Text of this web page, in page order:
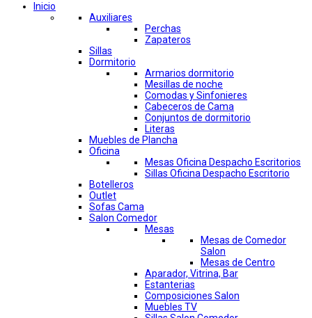
Inicio
Auxiliares
Perchas
Zapateros
Sillas
Dormitorio
Armarios dormitorio
Mesillas de noche
Comodas y Sinfonieres
Cabeceros de Cama
Conjuntos de dormitorio
Literas
Muebles de Plancha
Oficina
Mesas Oficina Despacho Escritorios
Sillas Oficina Despacho Escritorio
Botelleros
Outlet
Sofas Cama
Salon Comedor
Mesas
Mesas de Comedor
Salon
Mesas de Centro
Aparador, Vitrina, Bar
Estanterias
Composiciones Salon
Muebles TV